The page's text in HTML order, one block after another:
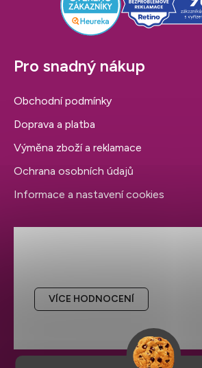
VÍCE HODNOCENÍ
Pro snadný nákup
Obchodní podmínky
Doprava a platba
Výměna zboží a reklamace
Ochrana osobních údajů
Informace a nastavení cookies